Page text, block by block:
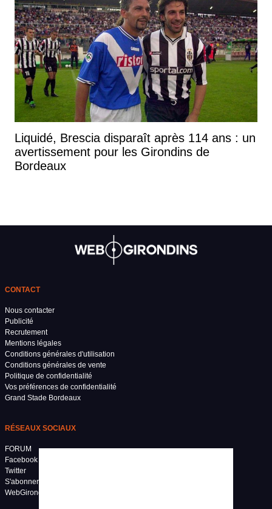
Liquidé, Brescia disparaît après 114 ans : un
avertissement pour les Girondins de
Bordeaux
CONTACT
Nous contacter
Publicité
Recrutement
Mentions légales
Conditions générales d'utilisation
Conditions générales de vente
Politique de confidentialité
Vos préférences de confidentialité
Grand Stade Bordeaux
RÉSEAUX SOCIAUX
FORUM
Facebook
Twitter
S'abonner à WebGirondins
WebGirondins TV